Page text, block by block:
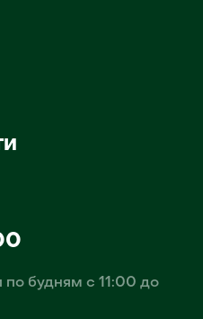
по будням с 11:00 до